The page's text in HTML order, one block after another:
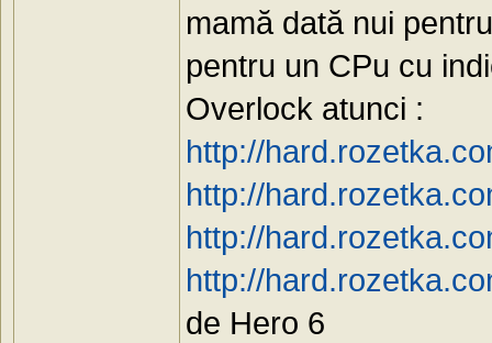
mamă dată nui
pentru un CPu cu
Overlock atunci :
http://
http://
http://
http://
de Hero 6